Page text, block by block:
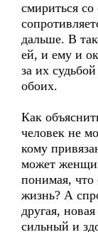
смириться
дальше. В
ей, и ему и
за их
обоих.
Как
человек не
кому
может
понимая, что
жизнь? А
другая,
сильный и